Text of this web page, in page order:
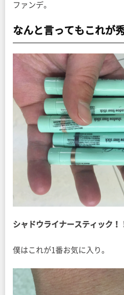
ファンデ。
なんと言ってもこれが秀
シャドウライナースティック！
僕はこれが1番お気に入り。